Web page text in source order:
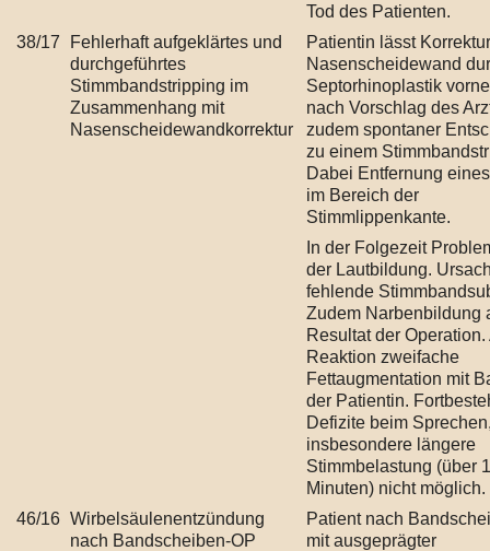
Tod des Patienten.
38/17
Fehlerhaft aufgeklärtes und
durchgeführtes
Stimmbandstripping im
Zusammenhang mit
Nasenscheidewandkorrektur
Patientin lässt
Nasenscheidewand
Septorhinoplastik
nach Vorschlag des
zudem spontaner
zu einem
Dabei Entfernung
im Bereich der
Stimmlippenkante.
In der Folgezeit
der Lautbildung.
fehlende
Zudem Narbenbildung
Resultat der Operation.
Reaktion zweifache
Fettaugmentation mit
der Patientin.
Defizite beim
insbesondere längere
Stimmbelastung (über
Minuten) nicht möglich.
46/16 Wirbelsäulenentzündung
nach Bandscheiben-OP
Patient nach
mit ausgeprägter